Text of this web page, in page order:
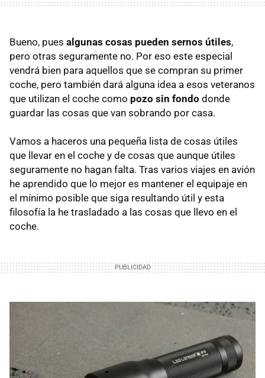
Bueno, pues algunas cosas pueden sernos útiles,
pero otras seguramente no. Por eso este especial
vendrá bien para aquellos que se compran su primer
coche, pero también dará alguna idea a esos veteranos
que utilizan el coche como pozo sin fondo donde
guardar las cosas que van sobrando por casa.
Vamos a haceros una pequeña lista de cosas útiles
que llevar en el coche y de cosas que aunque útiles
seguramente no hagan falta. Tras varios viajes en avión
he aprendido que lo mejor es mantener el equipaje en
el mínimo posible que siga resultando útil y esta
filosofía la he trasladado a las cosas que llevo en el
coche.